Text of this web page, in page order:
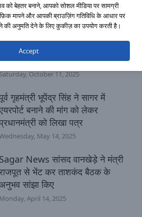
News 39 करोड़ रुपए की
Parking, धीमी निर्माण गति से महापौर
October 11, 2025
गृहमंत्री भूपेंद्र सिंह ने सागर में
बनाने की मांग को लेकर
को लिखा पत्र
May 14, 2025
Sagar News सांसद वानखेड़े ने मंत्री
से भेंट कर ताशकंद बैठक के
अनुभव सांझा किए
Monday, April 14, 2025
बेहतर बनाने, आपको सोशल मीडिया पर सामग्री
मापने और आपकी ब्राउज़िंग गतिविधि के आधार पर
की अनुमति देने के लिए कुकीज़ का उपयोग करती है।
Accept